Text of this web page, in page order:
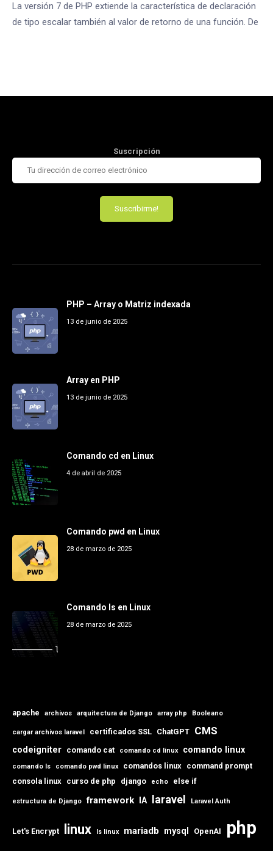
La versión 7 de PHP extiende la característica de declaración
de tipo escalar también al valor de retorno de una función. De
Suscripción
PHP – Array o Matriz indexada
13 de junio de 2025
Array en PHP
13 de junio de 2025
Comando cd en Linux
4 de abril de 2025
Comando pwd en Linux
28 de marzo de 2025
Comando ls en Linux
28 de marzo de 2025
apache archivos arquitectura de Django array php Booleano
cargar archivos laravel certificados SSL ChatGPT CMS
codeigniter comando cat comando cd linux comando linux
comando ls comando pwd linux comandos linux command prompt
consola linux curso de php django echo else if
estructura de Django framework IA laravel Laravel Auth
Let's Encrypt linux ls linux mariadb mysql OpenAI php